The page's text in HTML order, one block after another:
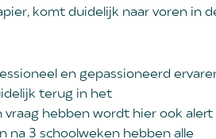
komt duidelijk naar voren in
en gepassioneerd
terug in het
hebben wordt hier ook alert
na 3 schoolweken hebben alle